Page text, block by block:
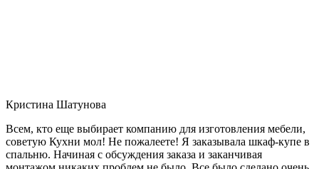
Кристина Шатунова
Всем, кто еще выбирает компанию для изготовления мебели,
советую Кухни мол! Не пожалеете! Я заказывала шкаф-купе в
спальню. Начиная с обсуждения заказа и заканчивая